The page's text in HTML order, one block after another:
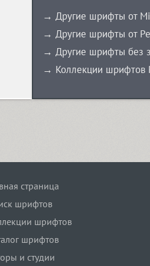
→ Другие шрифты от
→ Другие шрифты от
→ Другие шрифты без
→ Коллекции шрифтов
страница
шрифтов
шрифтов
шрифтов
и студии